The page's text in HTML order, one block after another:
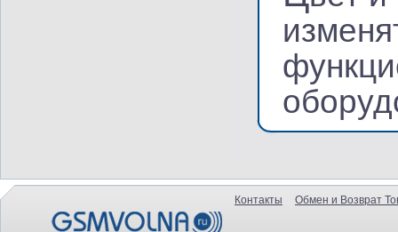
Контакты Обмен и Возврат